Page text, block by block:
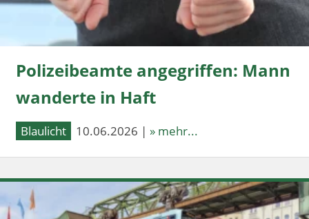
Polizeibeamte angegriffen: Mann
wanderte in Haft
Blaulicht 10.06.2026 | » mehr...